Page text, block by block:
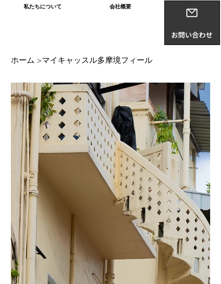
私たちについて 会社概要
お問い合わせ
ホーム >マイキャッスル多摩境フィール